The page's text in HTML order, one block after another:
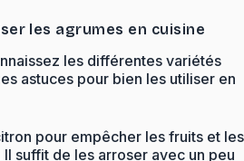
les agrumes en cuisine
les différentes variétés
astuces pour bien les utiliser en
pour empêcher les fruits et les
suffit de les arroser avec un peu